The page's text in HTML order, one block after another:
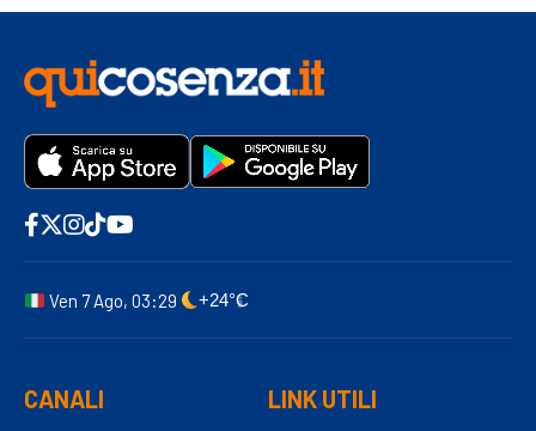
Ven 7 Ago, 03:29 +24°C
CANALI LINK UTILI